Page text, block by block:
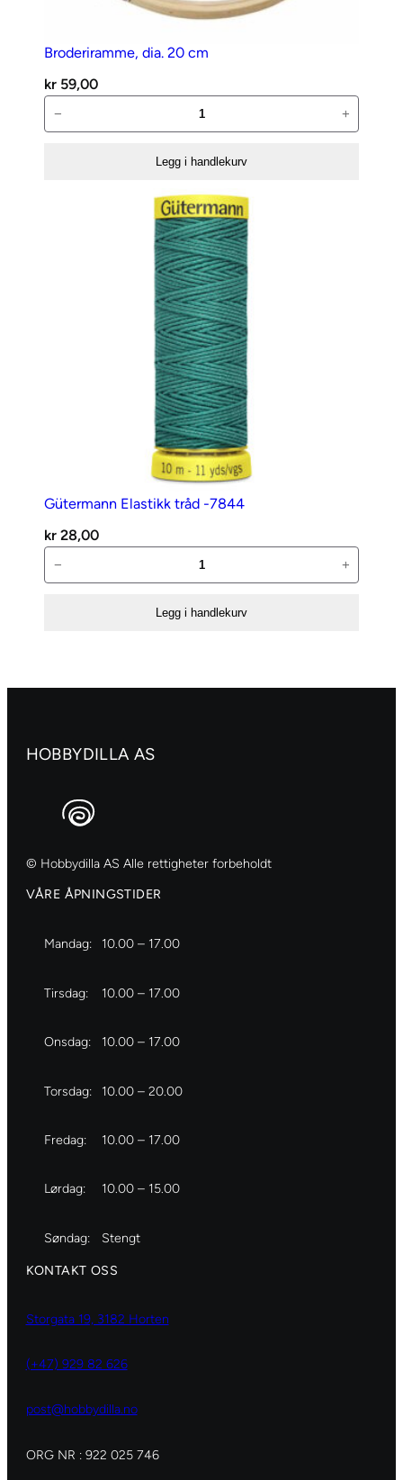
Broderiramme, dia. 20 cm
kr 59,00
dia.
− +
Legg i handlekurv
Gütermann Elastikk tråd -7844
kr 28,00
Elastikk
− +
Legg i handlekurv
HOBBYDILLA AS
© Hobbydilla AS Alle rettigheter forbeholdt
VÅRE ÅPNINGSTIDER
Mandag: 10.00 – 17.00
Tirsdag: 10.00 – 17.00
Onsdag: 10.00 – 17.00
Torsdag: 10.00 – 20.00
Fredag: 10.00 – 17.00
Lørdag: 10.00 – 15.00
Søndag: Stengt
KONTAKT OSS
Storgata 19, 3182 Horten
(+47) 929 82 626
post@hobbydilla.no
ORG NR : 922 025 746